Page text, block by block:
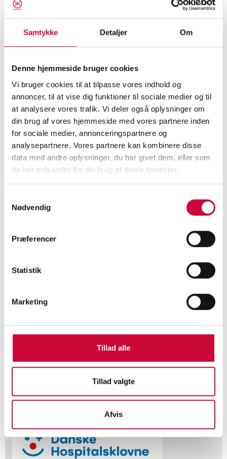
Samtykke Detaljer Om
Denne hjemmeside bruger cookies
Vi bruger cookies til at tilpasse vores indhold og
annoncer, til at vise dig funktioner til sociale medier og til
at analysere vores trafik. Vi deler også oplysninger om
din brug af vores hjemmeside med vores partnere inden
for sociale medier, annonceringspartnere og
analysepartnere. Vores partnere kan kombinere disse
data med andre oplysninger, du har givet dem, eller som
de har indsamlet fra din brug af deres tjenester.
Nødvendig
Præferencer
Statistik
Marketing
Tillad alle
Tillad valgte
Afvis
Happy summer
Read more >>
Welcome to our new colleague
Read more >>